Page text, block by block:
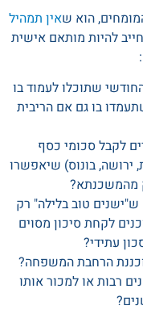
הוא שאין תמהיל
להיות מותאם אישית
שתוכלו לעמוד בו
בו גם אם הריבית
לקבל סכומי כסף
בונוס) שיאפשרו
מהמשכנתא?
טוב בלילה" רק
לקחת סיכון מסוים
עתידי?
הרחבת המשפחה?
רבות או למכור אותו